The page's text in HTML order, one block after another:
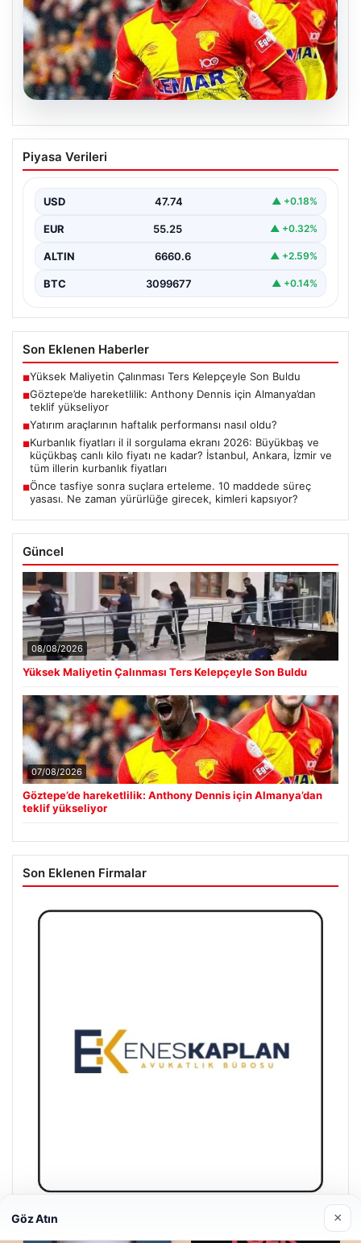
Göztepe’de hareketlilik: Anthony
Dennis için Almanya’dan teklif
Süper Lig temsilcisi Göztepe’nin orta sahasında görev
Piyasa Verileri
USD 47.74 ▲ +0.18%
EUR 55.25 ▲ +0.32%
ALTIN 6660.6 ▲ +2.59%
BTC 3099677 ▲ +0.14%
Son Eklenen Haberler
■Yüksek Maliyetin Çalınması Ters Kelepçeyle Son Buldu
■Göztepe’de hareketlilik: Anthony Dennis için Almanya’dan
teklif yükseliyor
■Yatırım araçlarının haftalık performansı nasıl oldu?
■Kurbanlık fiyatları il il sorgulama ekranı 2026: Büyükbaş ve
küçükbaş canlı kilo fiyatı ne kadar? İstanbul, Ankara, İzmir ve
tüm illerin kurbanlık fiyatları
■Önce tasfiye sonra suçlara erteleme. 10 maddede süreç
yasası. Ne zaman yürürlüğe girecek, kimleri kapsıyor?
Güncel
08/08/2026
Yüksek Maliyetin Çalınması Ters Kelepçeyle Son Buldu
07/08/2026
Göztepe’de hareketlilik: Anthony Dennis için Almanya’dan
teklif yükseliyor
Son Eklenen Firmalar
Enes Kaplan Avukatlık Bürosu
Göz Atın ×